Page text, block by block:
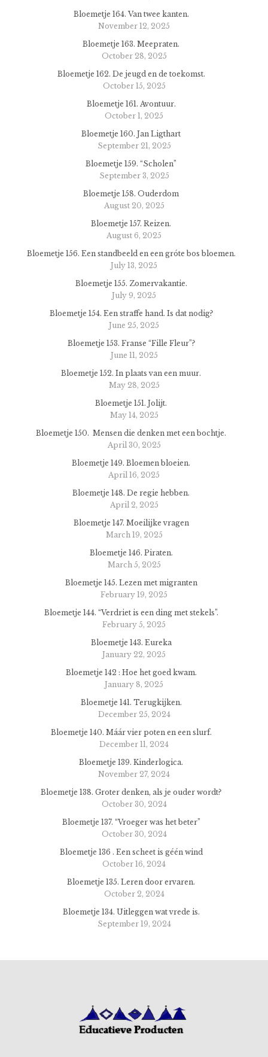
Bloemetje 164. Van twee kanten.
November 12, 2025
Bloemetje 163. Meepraten.
October 28, 2025
Bloemetje 162. De jeugd en de toekomst.
October 15, 2025
Bloemetje 161. Avontuur.
October 1, 2025
Bloemetje 160. Jan Ligthart
September 21, 2025
Bloemetje 159. “Scholen”
September 3, 2025
Bloemetje 158. Ouderdom
August 20, 2025
Bloemetje 157. Reizen.
August 6, 2025
Bloemetje 156. Een standbeeld en een gróte bos bloemen.
July 13, 2025
Bloemetje 155. Zomervakantie.
July 9, 2025
Bloemetje 154. Een straffe hand. Is dat nodig?
June 25, 2025
Bloemetje 153. Franse “Fille Fleur”?
June 11, 2025
Bloemetje 152. In plaats van een muur.
May 28, 2025
Bloemetje 151. Jolijt.
May 14, 2025
Bloemetje 150. Mensen die denken met een bochtje.
April 30, 2025
Bloemetje 149. Bloemen bloeien.
April 16, 2025
Bloemetje 148. De regie hebben.
April 2, 2025
Bloemetje 147. Moeilijke vragen
March 19, 2025
Bloemetje 146. Piraten.
March 5, 2025
Bloemetje 145. Lezen met migranten
February 19, 2025
Bloemetje 144. “Verdriet is een ding met stekels”.
February 5, 2025
Bloemetje 143. Eureka
January 22, 2025
Bloemetje 142 : Hoe het goed kwam.
January 8, 2025
Bloemetje 141. Terugkijken.
December 25, 2024
Bloemetje 140. Máár vier poten en een slurf.
December 11, 2024
Bloemetje 139. Kinderlogica.
November 27, 2024
Bloemetje 138. Groter denken, als je ouder wordt?
October 30, 2024
Bloemetje 137. “Vroeger was het beter”
October 30, 2024
Bloemetje 136 . Een scheet is géén wind
October 16, 2024
Bloemetje 135. Leren door ervaren.
October 2, 2024
Bloemetje 134. Uitleggen wat vrede is.
September 19, 2024